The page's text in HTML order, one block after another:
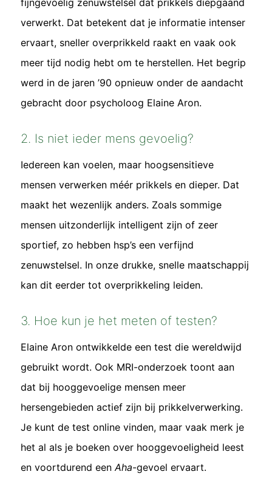
fijngevoelig zenuwstelsel dat prikkels diepgaand
verwerkt. Dat betekent dat je informatie intenser
ervaart, sneller overprikkeld raakt en vaak ook
meer tijd nodig hebt om te herstellen. Het begrip
werd in de jaren ’90 opnieuw onder de aandacht
gebracht door psycholoog Elaine Aron.
2. Is niet ieder mens gevoelig?
Iedereen kan voelen, maar hoogsensitieve
mensen verwerken méér prikkels en dieper. Dat
maakt het wezenlijk anders. Zoals sommige
mensen uitzonderlijk intelligent zijn of zeer
sportief, zo hebben hsp’s een verfijnd
zenuwstelsel. In onze drukke, snelle maatschappij
kan dit eerder tot overprikkeling leiden.
3. Hoe kun je het meten of testen?
Elaine Aron ontwikkelde een test die wereldwijd
gebruikt wordt. Ook MRI-onderzoek toont aan
dat bij hooggevoelige mensen meer
hersengebieden actief zijn bij prikkelverwerking.
Je kunt de test online vinden, maar vaak merk je
het al als je boeken over hooggevoeligheid leest
en voortdurend een Aha-gevoel ervaart.